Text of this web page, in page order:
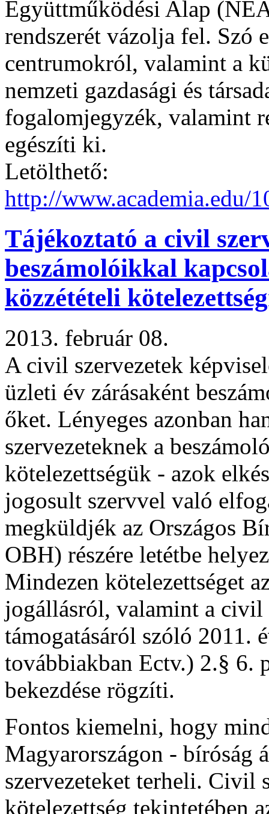
Együttműködési Alap
rendszerét vázolja fel. Szó
centrumokról, valamint a
nemzeti gazdasági és
fogalomjegyzék, valamint
egészíti ki.
Letölthető:
http://www.academia.edu/
Tájékoztató a civil
beszámolóikkal
közzétételi
2013. február 08.
A civil szervezetek
üzleti év zárásaként
őket. Lényeges azonban
szervezeteknek a
kötelezettségük - azok
jogosult szervvel való
megküldjék az Országos
OBH) részére letétbe
Mindezen kötelezettséget
jogállásról, valamint a civil
támogatásáról szóló
továbbiakban Ectv.) 2.§ 6.
bekezdése rögzíti.
Fontos kiemelni, hogy
Magyarországon - bíróság
szervezeteket terheli. Civil
kötelezettség tekintetében